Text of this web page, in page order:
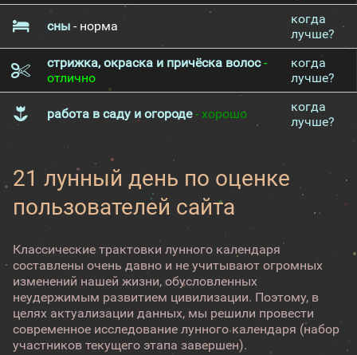
сны - норма
когда
лучше?
стрижка, окраска и причёска волос-
отлично
когда
лучше?
работа в саду и огороде- хорошо
когда
лучше?
21 лунный день по оценке
пользователей сайта
Классические трактовки лунного календаря
составлены очень давно и не учитывают огромных
изменений нашей жизни, обусловленных
неудержимым развитием цивилизации. Поэтому, в
целях актуализации данных, мы решили провести
современное исследование лунного календаря (набор
участников текущего этапа завершен).